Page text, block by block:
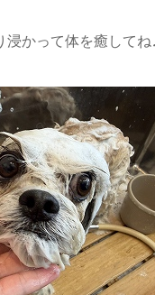
浸かって体を癒して